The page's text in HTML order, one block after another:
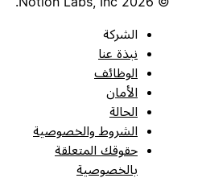
الشركة
نبذة عنا
الوظائف
الأمان
الحالة
الشروط والخصوصية
حقوقك المتعلقة
بالخصوصية